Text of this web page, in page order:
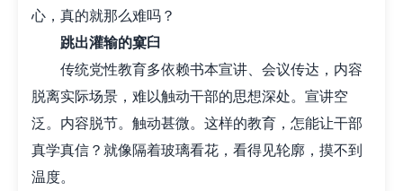
心，真的就那么难吗？
跳出灌输的窠臼
传统党性教育多依赖书本宣讲、会议传达，内容
脱离实际场景，难以触动干部的思想深处。宣讲空
泛。内容脱节。触动甚微。这样的教育，怎能让干部
真学真信？就像隔着玻璃看花，看得见轮廓，摸不到
温度。